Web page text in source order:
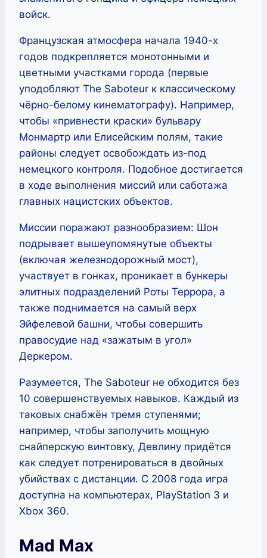
войск.
Французская атмосфера начала 1940-х
годов подкрепляется монотонными и
цветными участками города (первые
уподобляют The Saboteur к классическому
чёрно-белому кинематографу). Например,
чтобы «привнести краски» бульвару
Монмартр или Елисейским полям, такие
районы следует освобождать из-под
немецкого контроля. Подобное достигается
в ходе выполнения миссий или саботажа
главных нацистских объектов.
Миссии поражают разнообразием: Шон
подрывает вышеупомянутые объекты
(включая железнодорожный мост),
участвует в гонках, проникает в бункеры
элитных подразделений Роты Террора, а
также поднимается на самый верх
Эйфелевой башни, чтобы совершить
правосудие над «зажатым в угол»
Деркером.
Разумеется, The Saboteur не обходится без
10 совершенствуемых навыков. Каждый из
таковых снабжён тремя ступенями;
например, чтобы заполучить мощную
снайперскую винтовку, Девлину придётся
как следует потренироваться в двойных
убийствах с дистанции. С 2008 года игра
доступна на компьютерах, PlayStation 3 и
Xbox 360.
Mad Max